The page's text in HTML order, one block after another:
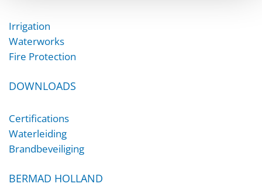
Irrigation
Waterworks
Fire Protection
DOWNLOADS
Certifications
Waterleiding
Brandbeveiliging
BERMAD HOLLAND